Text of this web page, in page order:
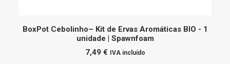
ADICIONAR
BoxPot Cebolinho– Kit de Ervas Aromáticas BIO - 1
unidade | Spawnfoam
7,49 € IVA incluído